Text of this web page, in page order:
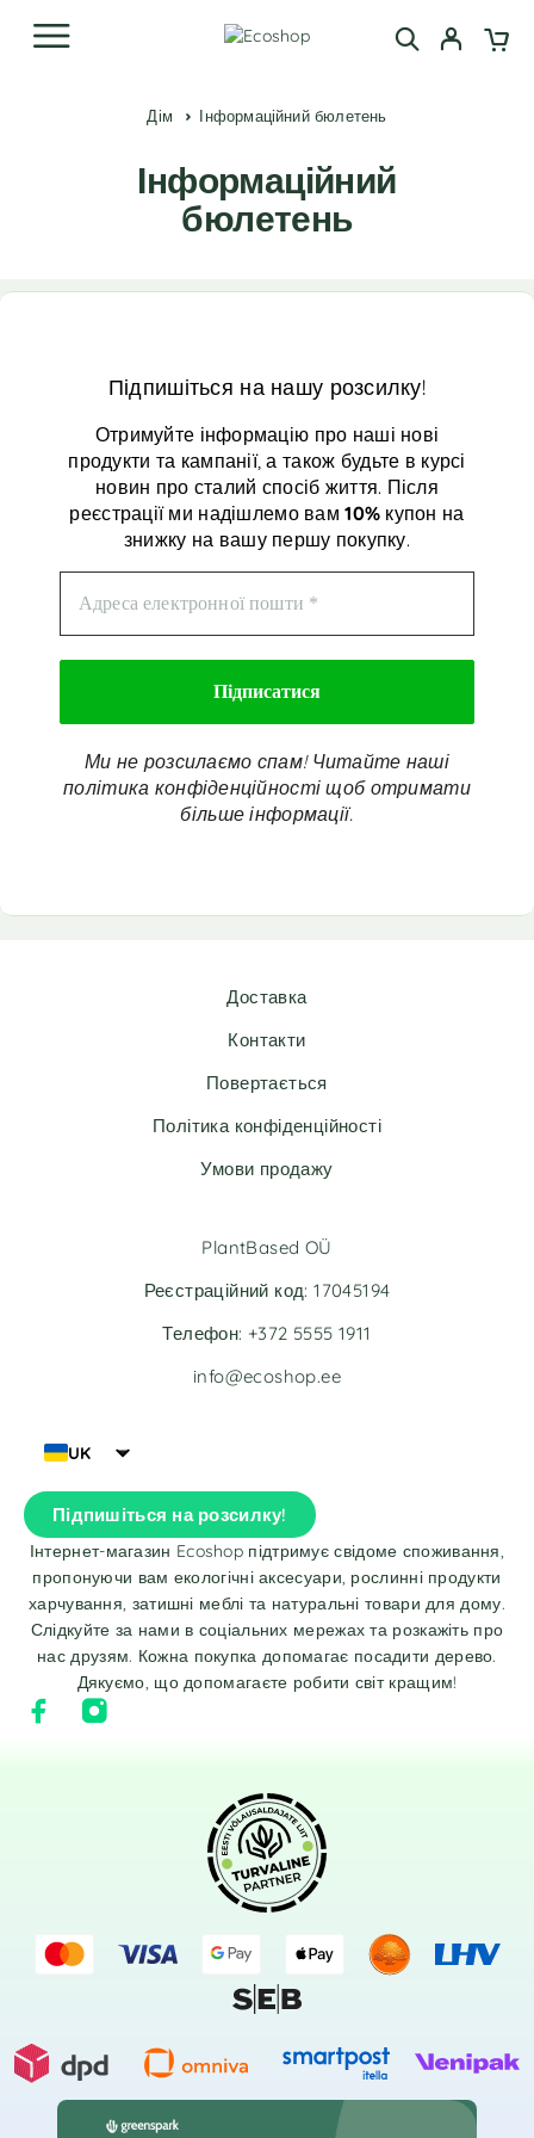
Дім Інформаційний бюлетень
Інформаційний
бюлетень
Підпишіться на нашу розсилку!
Отримуйте інформацію про наші нові
продукти та кампанії, а також будьте в курсі
новин про сталий спосіб життя. Після
реєстрації ми надішлемо вам10% купон на
знижку на вашу першу покупку.
Ми не розсилаємо спам! Читайте наші
політика конфіденційності щоб отримати
більше інформації.
Доставка
Контакти
Повертається
Політика конфіденційності
Умови продажу
UK
Підпишіться на розсилку!
Інтернет-магазин Ecoshop підтримує свідоме споживання,
пропонуючи вам екологічні аксесуари, рослинні продукти
харчування, затишні меблі та натуральні товари для дому.
Слідкуйте за нами в соціальних мережах та розкажіть про
нас друзям. Кожна покупка допомагає посадити дерево.
Дякуємо, що допомагаєте робити світ кращим!
PlantBased OÜ
Реєстраційний код: 17045194
Телефон: +372 5555 1911
info@ecoshop.ee